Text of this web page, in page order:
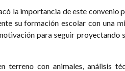
la importancia de este convenio
su formación escolar con una
para seguir proyectando
terreno con animales, análisis